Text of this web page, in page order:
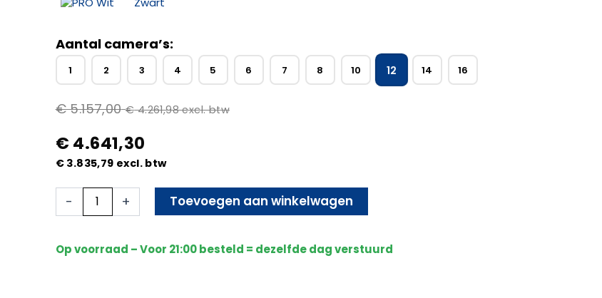
Aantal camera’s:
1 2 3 4 5 6 7 8 10 12 14 16
€5.157,00 €4.261,98excl. btw
€ 4.641,30
€3.835,79 excl. btw
-
Beveiligingscamera
Bedraad
+ Toevoegen aan winkelwagen
Op voorraad – Voor 21:00 besteld = dezelfde dag verstuurd